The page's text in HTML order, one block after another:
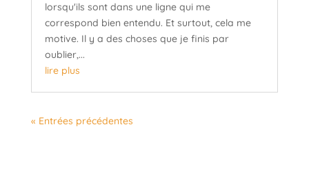
lorsqu'ils sont dans une ligne qui me
correspond bien entendu. Et surtout, cela me
motive. Il y a des choses que je finis par
oublier,...
lire plus
« Entrées précédentes